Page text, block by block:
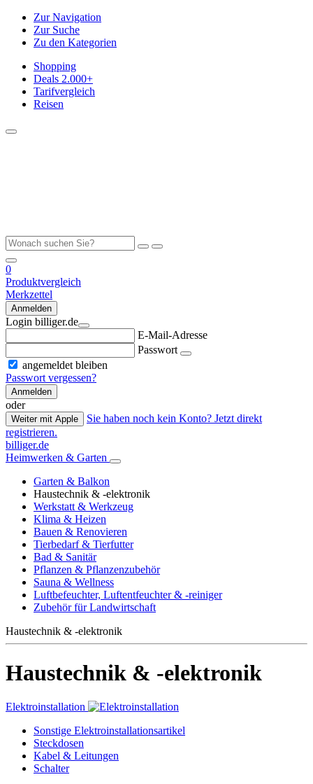
Zur Navigation
Zur Suche
Zu den Kategorien
Shopping
Deals 2.000+
Tarifvergleich
Reisen
0
Produktvergleich
Merkzettel
Anmelden
Login billiger.de
E-Mail-Adresse
Passwort
angemeldet bleiben
Passwort vergessen?
Anmelden
oder
Weiter mit Apple
Sie haben noch kein Konto? Jetzt direkt
registrieren.
billiger.de
Heimwerken & Garten
Garten & Balkon
Haustechnik & -elektronik
Werkstatt & Werkzeug
Klima & Heizen
Bauen & Renovieren
Tierbedarf & Tierfutter
Bad & Sanitär
Pflanzen & Pflanzenzubehör
Sauna & Wellness
Luftbefeuchter, Luftentfeuchter & -reiniger
Zubehör für Landwirtschaft
Haustechnik & -elektronik
Haustechnik & -elektronik
Elektroinstallation
Sonstige Elektroinstallationsartikel
Steckdosen
Kabel & Leitungen
Schalter